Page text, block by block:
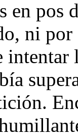
en pos
ni por
intentar